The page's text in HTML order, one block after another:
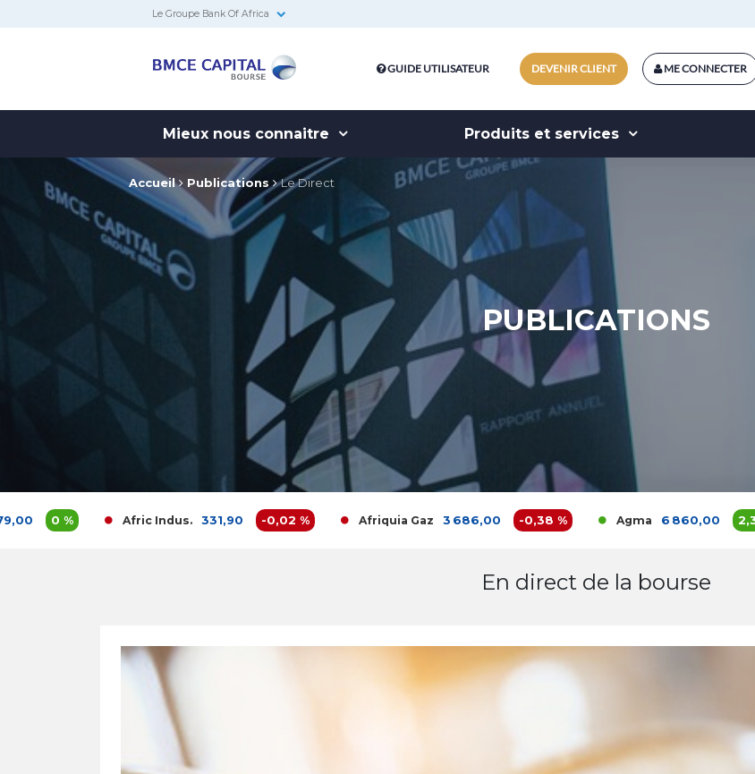
Le Groupe Bank Of Africa
Bourse
ME CONNECTER
DEVENIR CLIENT
GUIDE UTILISATEUR
Mieux nous connaitre Produits et services
Accueil Publications Le Direct
PUBLICATIONS
0 % Afric Indus. 331,90 -0,02 % Afriquia Gaz 3 686,00 -0,38 % Agma 6 860,00 2,39 %
En direct de la bourse